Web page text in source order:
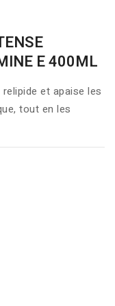
E 400ML
relipide et apaise les
tout en les